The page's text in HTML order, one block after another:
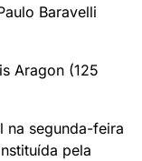
Baravelli
Aragon (125
na segunda-feira
pela